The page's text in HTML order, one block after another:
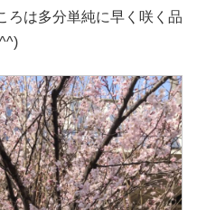
ろは多分単純に早く咲く品